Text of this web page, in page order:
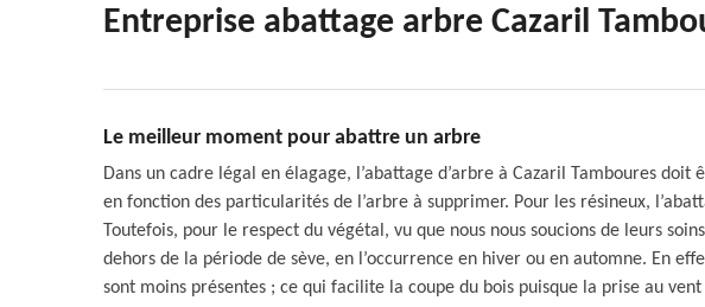
Entreprise abattage arbre Cazaril
Le meilleur moment pour abattre un arbre
Dans un cadre légal en élagage, l’abattage d’arbre à Cazaril Tamboures
en fonction des particularités de l’arbre à supprimer. Pour les résineux,
Toutefois, pour le respect du végétal, vu que nous nous soucions de leurs
dehors de la période de sève, en l’occurrence en hiver ou en automne. En
sont moins présentes ; ce qui facilite la coupe du bois puisque la prise au